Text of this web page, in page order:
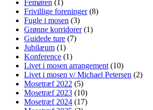
Femøren (1)
Frivillige foreninger(8)
Fugle i mosen (3)
Grønne korridorer(1)
Guidede ture (7)
Jubilæum (1)
Konference (1)
Livet i mosen arrangement (10)
Livet i mosen v/ Michael Petersen (2)
Mosetræf 2022 (5)
Mosetræf 2023 (10)
Mosetræf 2024 (17)